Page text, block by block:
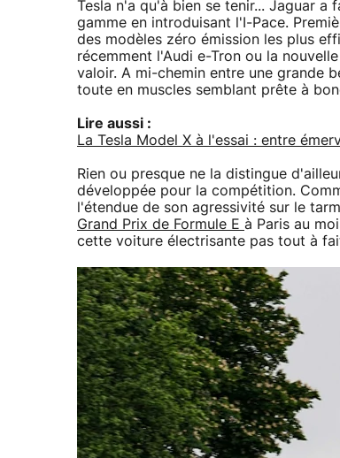
Tesla n'a qu'à bien se tenir... Jaguar a
gamme en introduisant l'I-Pace.
des modèles zéro émission les plus
récemment l'Audi e-Tron ou la
valoir. A mi-chemin entre une grande
toute en muscles semblant prête à
Lire aussi :
La Tesla Model X à l'essai : entre
Rien ou presque ne la distingue
développée pour la compétition.
l'étendue de son agressivité sur le
Grand Prix de Formule E à Paris au
cette voiture électrisante pas tout à